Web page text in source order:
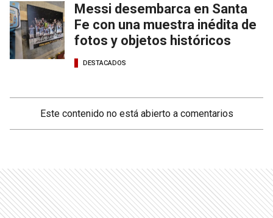
Messi desembarca en Santa
Fe con una muestra inédita de
fotos y objetos históricos
DESTACADOS
Este contenido no está abierto a comentarios